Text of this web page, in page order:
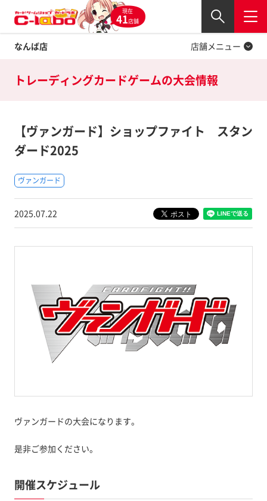
現在
41店舗
なんば店
閉じる
店舗メニュー
Twitter
トレーディングカードゲームの大会情報
【ヴァンガード】ショップファイト スタン
ダード2025
ヴァンガード
2025.07.22
ヴァンガードの大会になります。
是非ご参加ください。
開催スケジュール